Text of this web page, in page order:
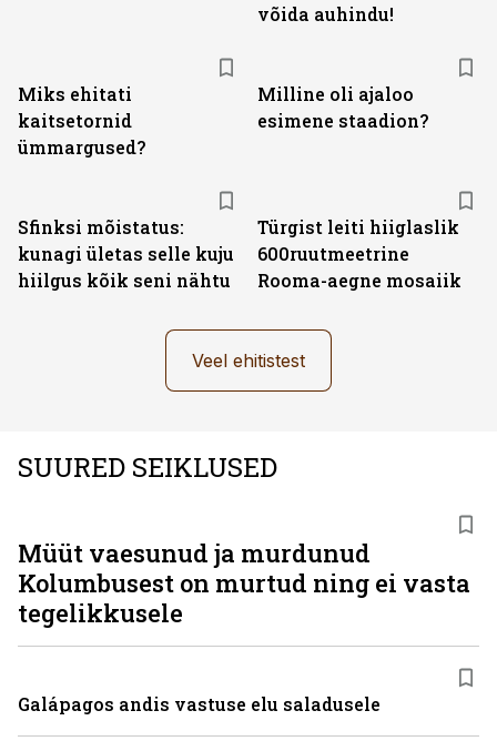
võida auhindu!
Miks ehitati
kaitsetornid
ümmargused?
Milline oli ajaloo
esimene staadion?
Sfinksi mõistatus:
kunagi ületas selle kuju
hiilgus kõik seni nähtu
Türgist leiti hiiglaslik
600ruutmeetrine
Rooma-aegne mosaiik
Veel ehitistest
SUURED SEIKLUSED
Müüt vaesunud ja murdunud
Kolumbusest on murtud ning ei vasta
tegelikkusele
Galápagos andis vastuse elu saladusele